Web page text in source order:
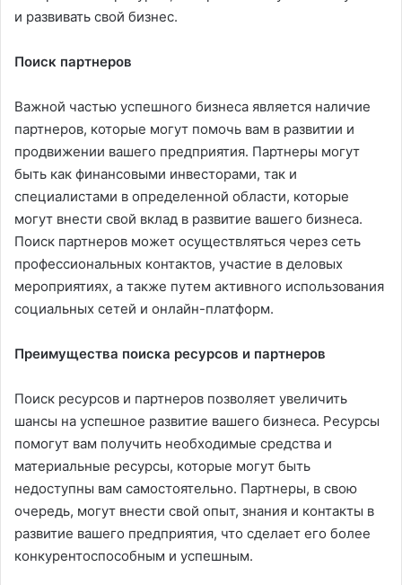
и развивать свой бизнес.
Поиск партнеров
Важной частью успешного бизнеса является наличие
партнеров, которые могут помочь вам в развитии и
продвижении вашего предприятия. Партнеры могут
быть как финансовыми инвесторами, так и
специалистами в определенной области, которые
могут внести свой вклад в развитие вашего бизнеса.
Поиск партнеров может осуществляться через сеть
профессиональных контактов, участие в деловых
мероприятиях, а также путем активного использования
социальных сетей и онлайн-платформ.
Преимущества поиска ресурсов и партнеров
Поиск ресурсов и партнеров позволяет увеличить
шансы на успешное развитие вашего бизнеса. Ресурсы
помогут вам получить необходимые средства и
материальные ресурсы, которые могут быть
недоступны вам самостоятельно. Партнеры, в свою
очередь, могут внести свой опыт, знания и контакты в
развитие вашего предприятия, что сделает его более
конкурентоспособным и успешным.